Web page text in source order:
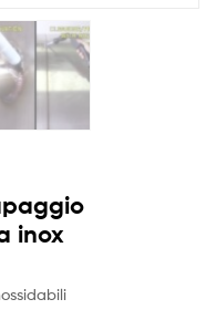
inox